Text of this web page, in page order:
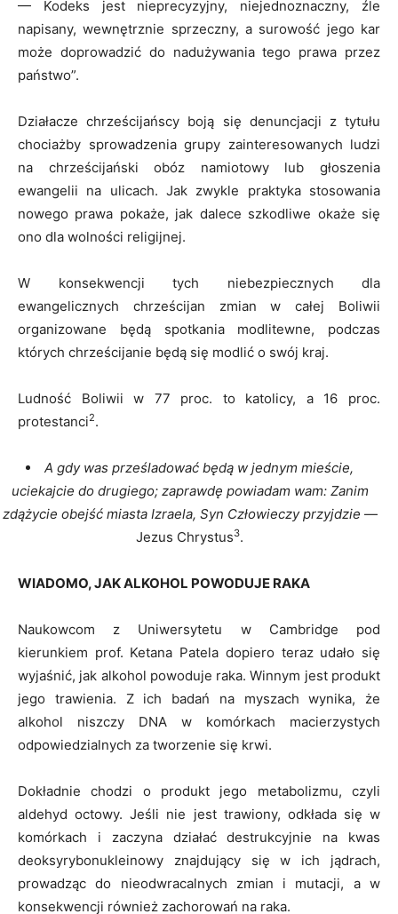
— Kodeks jest nieprecyzyjny, niejednoznaczny, źle
napisany, wewnętrznie sprzeczny, a surowość jego kar
może doprowadzić do nadużywania tego prawa przez
państwo”.
Działacze chrześcijańscy boją się denuncjacji z tytułu
chociażby sprowadzenia grupy zainteresowanych ludzi
na chrześcijański obóz namiotowy lub głoszenia
ewangelii na ulicach. Jak zwykle praktyka stosowania
nowego prawa pokaże, jak dalece szkodliwe okaże się
ono dla wolności religijnej.
W konsekwencji tych niebezpiecznych dla
ewangelicznych chrześcijan zmian w całej Boliwii
organizowane będą spotkania modlitewne, podczas
których chrześcijanie będą się modlić o swój kraj.
Ludność Boliwii w 77 proc. to katolicy, a 16 proc.
protestanci2.
A gdy was prześladować będą w jednym mieście,
uciekajcie do drugiego; zaprawdę powiadam wam: Zanim
zdążycie obejść miasta Izraela, Syn Człowieczy przyjdzie —
Jezus Chrystus3.
WIADOMO, JAK ALKOHOL POWODUJE RAKA
Naukowcom z Uniwersytetu w Cambridge pod
kierunkiem prof. Ketana Patela dopiero teraz udało się
wyjaśnić, jak alkohol powoduje raka. Winnym jest produkt
jego trawienia. Z ich badań na myszach wynika, że
alkohol niszczy DNA w komórkach macierzystych
odpowiedzialnych za tworzenie się krwi.
Dokładnie chodzi o produkt jego metabolizmu, czyli
aldehyd octowy. Jeśli nie jest trawiony, odkłada się w
komórkach i zaczyna działać destrukcyjnie na kwas
deoksyrybonukleinowy znajdujący się w ich jądrach,
prowadząc do nieodwracalnych zmian i mutacji, a w
konsekwencji również zachorowań na raka.